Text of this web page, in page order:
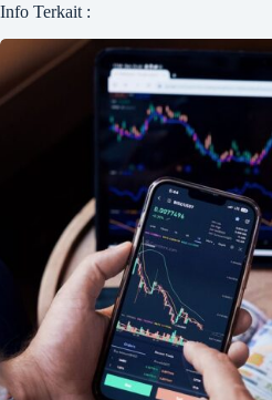
Info Terkait :